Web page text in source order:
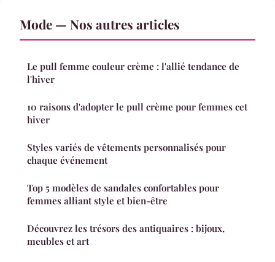
Mode — Nos autres articles
Le pull femme couleur crème : l'allié tendance de
l'hiver
10 raisons d'adopter le pull crème pour femmes cet
hiver
Styles variés de vêtements personnalisés pour
chaque événement
Top 5 modèles de sandales confortables pour
femmes alliant style et bien-être
Découvrez les trésors des antiquaires : bijoux,
meubles et art